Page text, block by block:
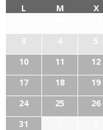
L
M X
3
4 5
10
11 12
17
18 19
24
25 26
31